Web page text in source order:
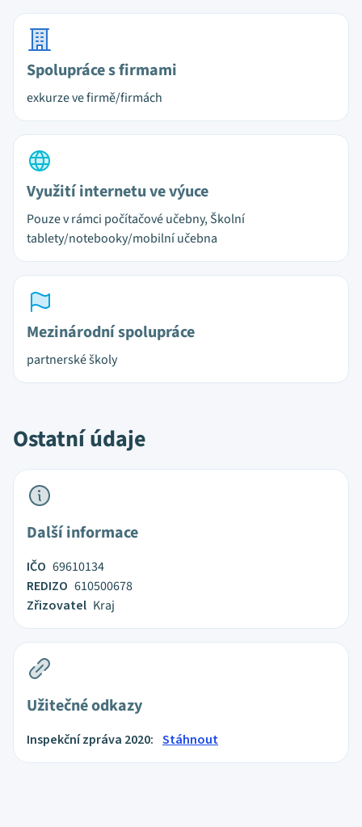
Spolupráce s firmami
exkurze ve firmě/firmách
Využití internetu ve výuce
Pouze v rámci počítačové učebny, Školní
tablety/notebooky/mobilní učebna
Mezinárodní spolupráce
partnerské školy
Ostatní údaje
Další informace
IČO 69610134
REDIZO 610500678
Zřizovatel Kraj
Užitečné odkazy
Inspekční zpráva 2020: Stáhnout